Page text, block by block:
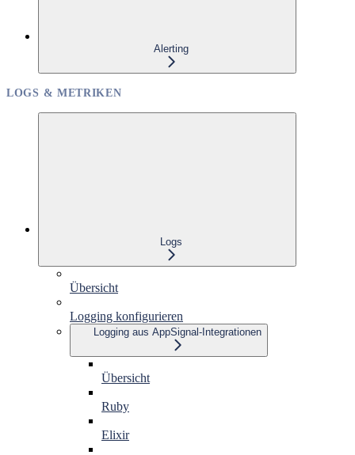
Alerting
LOGS & METRIKEN
Logs
Übersicht
Logging konfigurieren
Logging aus AppSignal-Integrationen
Übersicht
Ruby
Elixir